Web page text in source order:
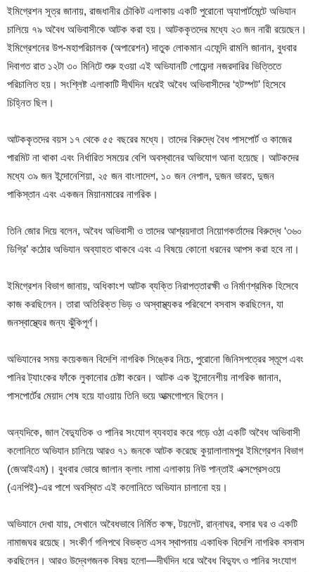
ইমিগ্রেশন সূত্র জানায়, রাজধানীর চৌকিট এলাকায় একটি পুরোনো অ্যাপার্টমেন্টে অভিযান
চালিয়ে ৭৯ অবৈধ অভিবাসীকে আটক করা হয়। আটককৃতদের মধ্যে ২৩ জন নারী রয়েছেন।
ইমিগ্রেশনের উপ-মহাপরিচালক (অপারেশন) দাতুক লোকমান এফেন্দি রামলি জানান, বুধবার
দিবাগত রাত ১২টা ৩০ মিনিটে শুরু হওয়া এই অভিযানটি গোয়েন্দা নজরদারির ভিত্তিতে
পরিচালিত হয়। সংশ্লিষ্ট এলাকাটি দীর্ঘদিন ধরেই অবৈধ অভিবাসীদের ‘হটস্পট’ হিসেবে
চিহ্নিত ছিল।
আটককৃতদের বয়স ১৭ থেকে ৫৫ বছরের মধ্যে। তাদের বিরুদ্ধে বৈধ পাসপোর্ট ও কাজের
পারমিট না থাকা এবং নির্ধারিত সময়ের বেশি অবস্থানের অভিযোগ আনা হয়েছে। আটকদের
মধ্যে ৩৯ জন ইন্দোনেশিয়া, ২৫ জন বাংলাদেশ, ১০ জন নেপাল, দুজন ভারত, দুজন
পাকিস্তান এবং একজন মিয়ানমারের নাগরিক।
তিনি জোর দিয়ে বলেন, অবৈধ অভিবাসী ও তাদের আশ্রয়দাতা নিয়োগকর্তাদের বিরুদ্ধে ‘৩৬০
ডিগ্রি’ কঠোর অভিযান অব্যাহত থাকবে এবং এ বিষয়ে কোনো ধরনের আপস করা হবে না।
ইমিগ্রেশন বিভাগ জানায়, অধিকাংশ আটক ব্যক্তি নিরাপত্তারক্ষী ও নির্মাণশ্রমিক হিসেবে
কাজ করছিলেন। তারা অতিরিক্ত ভিড় ও অস্বাস্থ্যকর পরিবেশে বসবাস করছিলেন, যা
জনস্বাস্থ্যের জন্য ঝুঁকিপূর্ণ।
অভিযানের সময় কয়েকজন বিদেশি নাগরিক সিঙ্কের নিচে, পুরোনো জিনিসপত্রের স্তূপে এবং
পানির ট্যাংকের ফাঁকে লুকানোর চেষ্টা করেন। আটক এক ইন্দোনেশীয় নাগরিক জানান,
পাসপোর্টের মেয়াদ শেষ হয়ে যাওয়ায় তিনি ভয়ে আত্মগোপনে ছিলেন।
অন্যদিকে, জাল বৈদ্যুতিক ও পানির সংযোগ ব্যবহার করে গড়ে ওঠা একটি অবৈধ অভিবাসী
কলোনিতে অভিযান চালিয়ে আরও ৭১ জনকে আটক করেছে কুয়ালালামপুর ইমিগ্রেশন বিভাগ
(জেআইএম)। বুধবার ভোরে জালান ক্লাং লামা এলাকায় নিউ পান্তাই এক্সপ্রেসওয়ে
(এনপিই)-এর পাশে অবস্থিত এই কলোনিতে অভিযান চালানো হয়।
অভিযানে দেখা যায়, সেখানে অবৈধভাবে নির্মিত কক্ষ, টয়লেট, রান্নাঘর, বসার ঘর ও একটি
নামাজঘর রয়েছে। সংকীর্ণ গলিপথে বিভক্ত এসব স্থাপনায় একাধিক বিদেশি নাগরিক বসবাস
করছিলেন। আরও উদ্বেগজনক বিষয় হলো—দীর্ঘদিন ধরে অবৈধ বিদ্যুৎ ও পানির সংযোগ